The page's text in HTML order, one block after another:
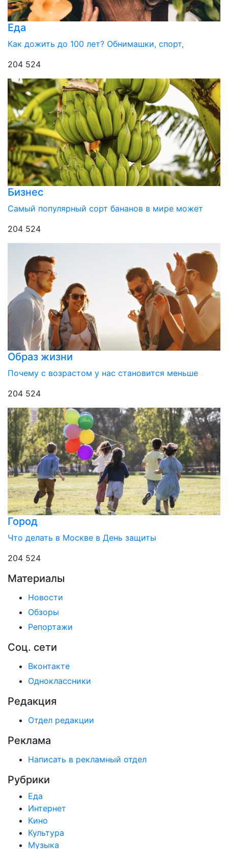
Еда
Как дожить до 100 лет? Обнимашки, спорт,
204 524
Бизнес
Самый популярный сорт бананов в мире может
204 524
Образ жизни
Почему с возрастом у нас становится меньше
204 524
Город
Что делать в Москве в День защиты
204 524
Материалы
Новости
Обзоры
Репортажи
Соц. сети
Вконтакте
Одноклассники
Редакция
Отдел редакции
Реклама
Написать в рекламный отдел
Рубрики
Еда
Интернет
Кино
Культура
Музыка